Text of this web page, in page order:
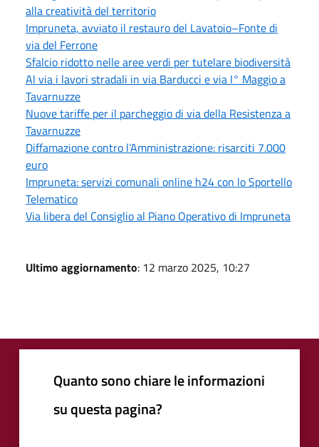
alla creatività del territorio
Impruneta, avviato il restauro del Lavatoio–Fonte di
via del Ferrone
Sfalcio ridotto nelle aree verdi per tutelare biodiversità
Al via i lavori stradali in via Barducci e via I° Maggio a
Tavarnuzze
Nuove tariffe per il parcheggio di via della Resistenza a
Tavarnuzze
Diffamazione contro l’Amministrazione: risarciti 7.000
euro
Impruneta: servizi comunali online h24 con lo Sportello
Telematico
Via libera del Consiglio al Piano Operativo di Impruneta
Ultimo aggiornamento: 12 marzo 2025, 10:27
Quanto sono chiare le informazioni
su questa pagina?